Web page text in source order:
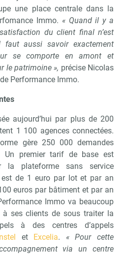
une place centrale dans la
Immo. « Quand il y a
du client final n’est
aussi savoir exactement
se comporte en amont et
le patrimoine », précise Nicolas
Performance Immo.
aujourd’hui par plus de 200
1 100 agences connectées.
gère 250 000 demandes
Un premier tarif de base est
la plateforme sans service
est de 1 euro par lot et par an
euros par bâtiment et par an
Immo va beaucoup
ses clients de sous traiter la
à des centres d’appels
et Excelia. «Pour cette
via un centre